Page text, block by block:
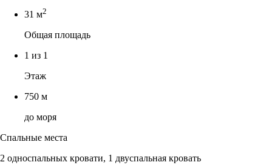
31 м2
Общая площадь
1 из 1
Этаж
750 м
до моря
Спальные места
2 односпальных кровати, 1 двуспальная кровать